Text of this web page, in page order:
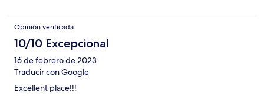
Opinión verificada
10/10 Excepcional
16 de febrero de 2023
Traducir con Google
Excellent place!!!